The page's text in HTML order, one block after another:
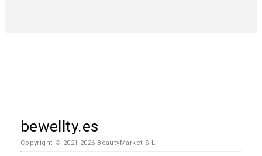
bewellty.es
Copyright © 2021-2026 BeautyMarket S.L.